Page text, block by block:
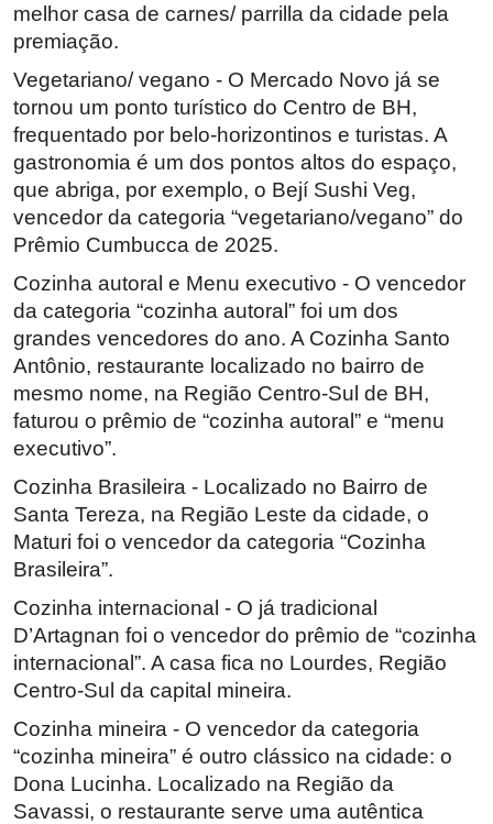
melhor casa de carnes/ parrilla da cidade pela
premiação.
Vegetariano/ vegano - O Mercado Novo já se
tornou um ponto turístico do Centro de BH,
frequentado por belo-horizontinos e turistas. A
gastronomia é um dos pontos altos do espaço,
que abriga, por exemplo, o Bejí Sushi Veg,
vencedor da categoria “vegetariano/vegano” do
Prêmio Cumbucca de 2025.
Cozinha autoral e Menu executivo - O vencedor
da categoria “cozinha autoral” foi um dos
grandes vencedores do ano. A Cozinha Santo
Antônio, restaurante localizado no bairro de
mesmo nome, na Região Centro-Sul de BH,
faturou o prêmio de “cozinha autoral” e “menu
executivo”.
Cozinha Brasileira - Localizado no Bairro de
Santa Tereza, na Região Leste da cidade, o
Maturi foi o vencedor da categoria “Cozinha
Brasileira”.
Cozinha internacional - O já tradicional
D’Artagnan foi o vencedor do prêmio de “cozinha
internacional”. A casa fica no Lourdes, Região
Centro-Sul da capital mineira.
Cozinha mineira - O vencedor da categoria
“cozinha mineira” é outro clássico na cidade: o
Dona Lucinha. Localizado na Região da
Savassi, o restaurante serve uma autêntica